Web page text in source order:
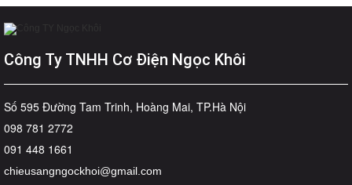
Công Ty TNHH Cơ Điện Ngọc Khôi
Số 595 Đường Tam Trinh, Hoàng Mai, TP.Hà Nội
098 781 2772
091 448 1661
chieusangngockhoi@gmail.com